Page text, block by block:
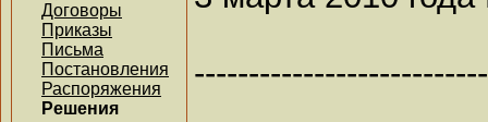
Договоры
Приказы
Письма
Постановления
Распоряжения
Решения